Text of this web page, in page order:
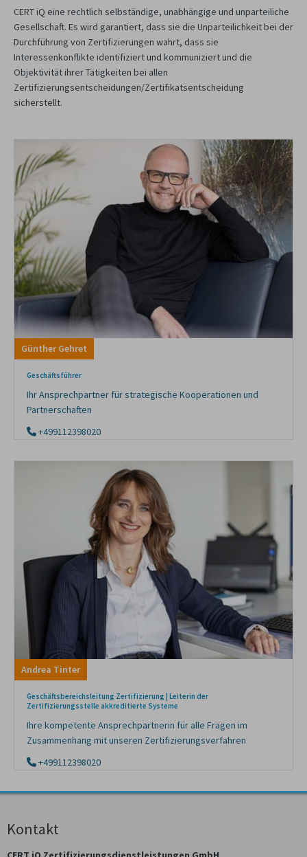
CERT iQ eine rechtlich selbständige, unabhängige und unparteiliche
Gesellschaft. Es wird garantiert, dass sie die Unparteilichkeit bei der
Durchführung von Zertifizierungen wahrt, dass sie
Interessenkonflikte identifiziert und kommuniziert und die
Objektivität ihrer Tätigkeiten bei allen
Zertifizierungsentscheidungen/Zertifikatsentscheidung
sicherstellt.
Günther Gehret
Geschäftsführer
Ihr Ansprechpartner für strategische Kooperationen und
Partnerschaften
+499112398020
Andrea Tinter
Geschäftsbereichsleitung Zertifizierung | Leiterin der
Zertifizierungsstelle akkreditierte Systeme
Ihre kompetente Ansprechpartnerin für alle Fragen im
Zusammenhang mit unseren Zertifizierungsverfahren
+499112398020
Kontakt